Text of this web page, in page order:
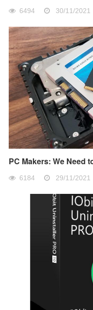
6494 30/11/2021
PC Makers: We Need
6184 29/11/2021